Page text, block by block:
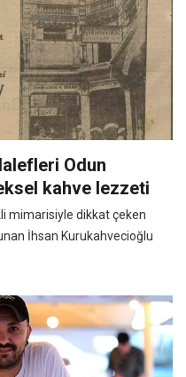
Odun
kahve lezzeti
mimarisiyle dikkat çeken
İhsan Kurukahvecioğlu